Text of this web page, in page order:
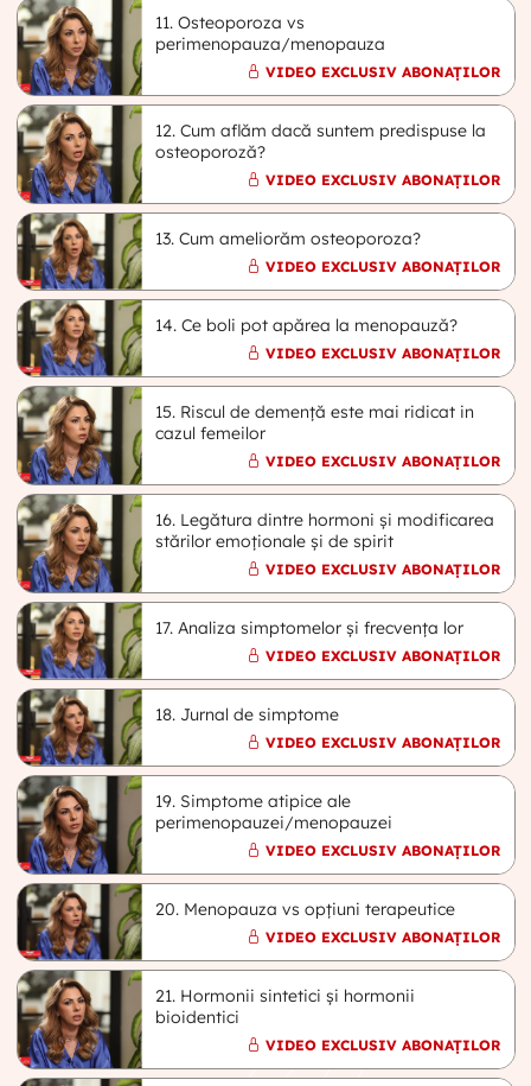
11. Osteoporoza vs
perimenopauza/menopauza
VIDEO EXCLUSIV ABONAȚILOR
12. Cum aflăm dacă suntem predispuse la
osteoporoză?
VIDEO EXCLUSIV ABONAȚILOR
13. Cum ameliorăm osteoporoza?
VIDEO EXCLUSIV ABONAȚILOR
14. Ce boli pot apărea la menopauză?
VIDEO EXCLUSIV ABONAȚILOR
15. Riscul de demență este mai ridicat in
cazul femeilor
VIDEO EXCLUSIV ABONAȚILOR
16. Legătura dintre hormoni și modificarea
stărilor emoționale și de spirit
VIDEO EXCLUSIV ABONAȚILOR
17. Analiza simptomelor și frecvența lor
VIDEO EXCLUSIV ABONAȚILOR
18. Jurnal de simptome
VIDEO EXCLUSIV ABONAȚILOR
19. Simptome atipice ale
perimenopauzei/menopauzei
VIDEO EXCLUSIV ABONAȚILOR
20. Menopauza vs opțiuni terapeutice
VIDEO EXCLUSIV ABONAȚILOR
21. Hormonii sintetici și hormonii
bioidentici
VIDEO EXCLUSIV ABONAȚILOR